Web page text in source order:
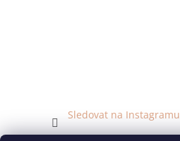
Sledovat na Instagramu